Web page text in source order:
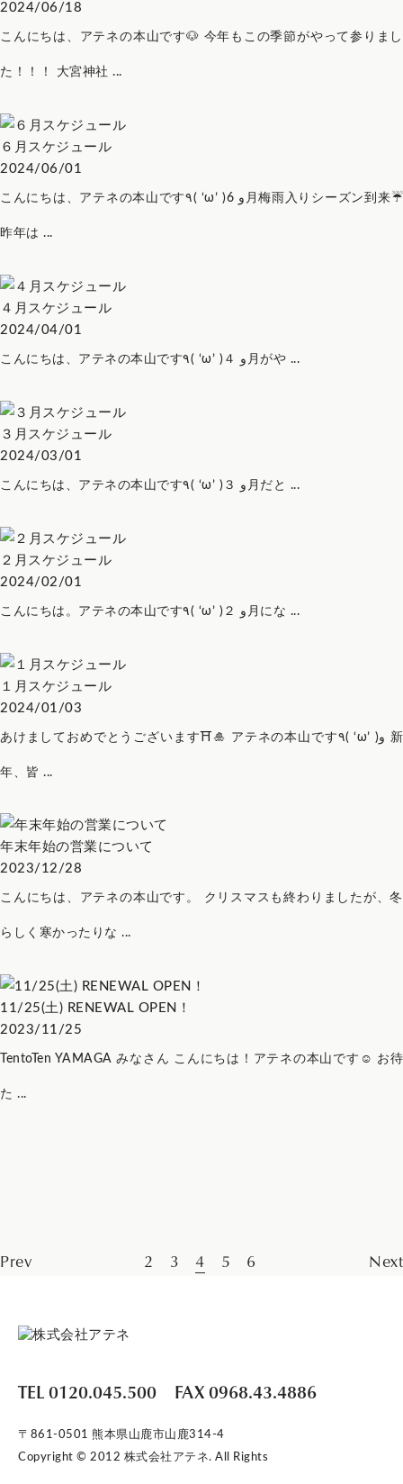
2024/06/18
こんにちは、アテネの本山です🐶 今年もこの季節がやって参りまし
た！！！ 大宮神社 ...
６月スケジュール
2024/06/01
こんにちは、アテネの本山です٩( ‘ω’ )و 6月梅雨入りシーズン到来☔
昨年は ...
４月スケジュール
2024/04/01
こんにちは、アテネの本山です٩( ‘ω’ )و ４月がや ...
３月スケジュール
2024/03/01
こんにちは、アテネの本山です٩( ‘ω’ )و ３月だと ...
２月スケジュール
2024/02/01
こんにちは。アテネの本山です٩( ‘ω’ )و ２月にな ...
１月スケジュール
2024/01/03
あけましておめでとうございます⛩🎍 アテネの本山です٩( ‘ω’ )و 新
年、皆 ...
年末年始の営業について
2023/12/28
こんにちは、アテネの本山です。 クリスマスも終わりましたが、冬
らしく寒かったりな ...
11/25(土) RENEWAL OPEN！
2023/11/25
TentoTen YAMAGA みなさん こんにちは！アテネの本山です☺ お待
た ...
Prev 2 3 4 5 6 Next
TEL 0120.045.500 FAX 0968.43.4886
〒861-0501 熊本県山鹿市山鹿314-4
Copyright © 2012 株式会社アテネ. All Rights